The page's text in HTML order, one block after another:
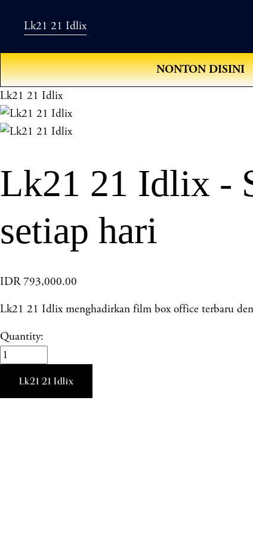
Lk21 21 Idlix
NONTON DISINI
Lk21 21 Idlix
Lk21 21 Idlix -
setiap hari
IDR 793,000.00
Lk21 21 Idlix menghadirkan film box office terbaru
Quantity:
Lk21 21 Idlix